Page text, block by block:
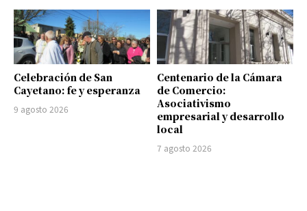
Celebración de San
Cayetano: fe y esperanza
9 agosto 2026
Centenario de la Cámara
de Comercio:
Asociativismo
empresarial y desarrollo
local
7 agosto 2026